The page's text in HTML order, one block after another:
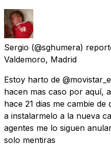
Sergio (@sghumera)
Valdemoro, Madrid
Estoy harto de
hacen mas caso por aquí,
hace 21 dias me cambie
a instalarmelo a la nueva
agentes me lo siguen
solo mentiras